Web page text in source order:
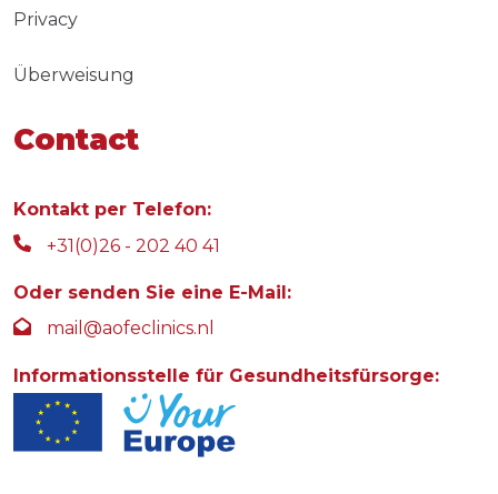
Privacy
Überweisung
Contact
Kontakt per Telefon:
+31(0)26 - 202 40 41
Oder senden Sie eine E-Mail:
mail@aofeclinics.nl
Informationsstelle für Gesundheitsfürsorge: